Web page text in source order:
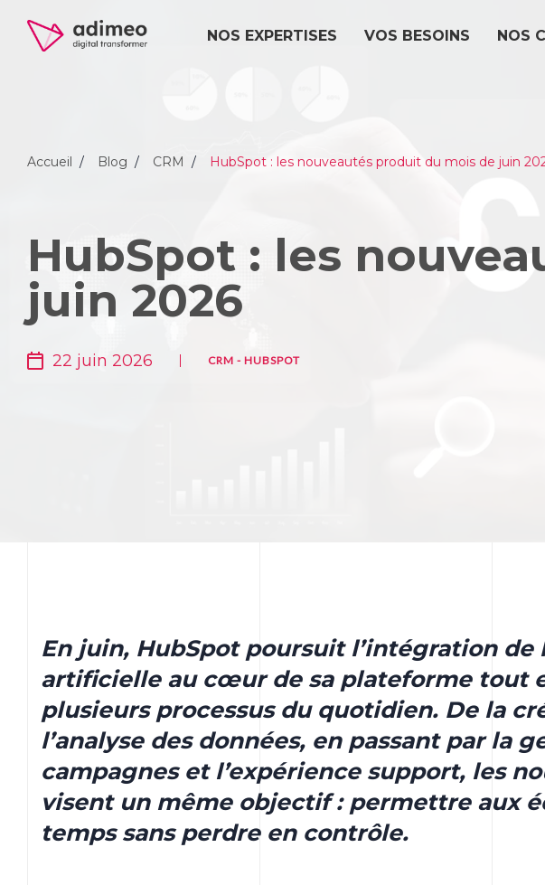
NOS EXPERTISES VOS BESOINS NOS
Accueil Blog CRM HubSpot : les nouveautés produit du mois de juin
HubSpot : les
juin 2026
22 juin 2026 CRM - HUBSPOT
En juin, HubSpot poursuit l’intégration de
artificielle au cœur de sa plateforme tout
plusieurs processus du quotidien. De la
l’analyse des données, en passant par la
campagnes et l’expérience support, les
visent un même objectif : permettre aux
temps sans perdre en contrôle.